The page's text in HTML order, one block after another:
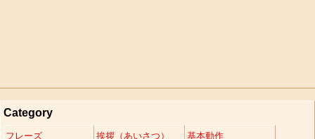
Category
フレーズ 挨拶（あいさつ） 基本動作